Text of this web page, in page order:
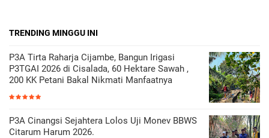
TRENDING MINGGU INI
P3A Tirta Raharja Cijambe, Bangun Irigasi
P3TGAI 2026 di Cisalada, 60 Hektare Sawah ,
200 KK Petani Bakal Nikmati Manfaatnya
P3A Cinangsi Sejahtera Lolos Uji Monev BBWS
Citarum Harum 2026.